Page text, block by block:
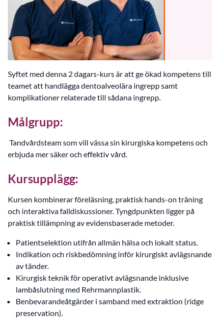
Syftet med denna 2 dagars-kurs är att ge ökad kompetens till
teamet att handlägga dentoalveolära ingrepp samt
komplikationer relaterade till sådana ingrepp.
Målgrupp:
Tandvårdsteam som vill vässa sin kirurgiska kompetens och
erbjuda mer säker och effektiv vård.
Kursupplägg:
Kursen kombinerar föreläsning, praktisk hands-on träning
och interaktiva falldiskussioner. Tyngdpunkten ligger på
praktisk tillämpning av evidensbaserade metoder.
Patientselektion utifrån allmän hälsa och lokalt status.
Indikation och riskbedömning inför kirurgiskt avlägsnande
av tänder.
Kirurgisk teknik för operativt avlägsnande inklusive
lambåslutning med Rehrmannplastik.
Benbevarandeåtgärder i samband med extraktion (ridge
preservation).